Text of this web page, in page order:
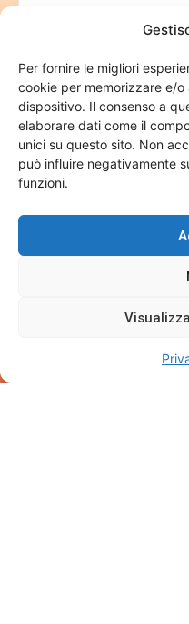
Per fornire le migliori
cookie per memorizzare e/
dispositivo. Il consenso a
elaborare dati come il
unici su questo sito. Non
può influire negativamente
funzioni.
accogliente, molto diverso
garantire un'assistenza
intima. Angela, la
come se fosse un membro
ambiente caldo e
Quali servizi
Come posso